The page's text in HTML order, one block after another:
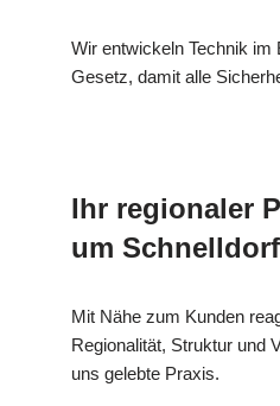
Wir entwickeln Technik im
Gesetz, damit alle
Ihr regionaler
um Schnelldorf
Mit Nähe zum Kunden
Regionalität, Struktur und
uns gelebte Praxis.